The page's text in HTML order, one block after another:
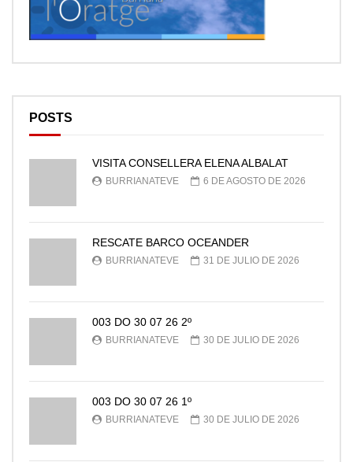
POSTS
VISITA CONSELLERA ELENA ALBALAT
BURRIANATEVE 6 DE AGOSTO DE 2026
RESCATE BARCO OCEANDER
BURRIANATEVE 31 DE JULIO DE 2026
003 DO 30 07 26 2º
BURRIANATEVE 30 DE JULIO DE 2026
003 DO 30 07 26 1º
BURRIANATEVE 30 DE JULIO DE 2026